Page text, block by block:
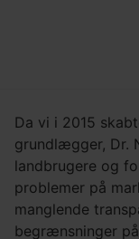
Da vi i 2015
grundlægger, Dr.
landbrugere og
problemer på
manglende
begrænsninger